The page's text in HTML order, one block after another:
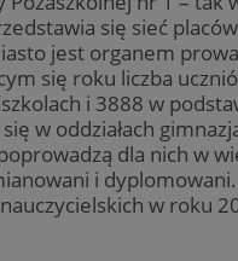
się sieć
jest organem
się roku liczba
i 3888 w
w oddziałach
dla nich w
i
w roku